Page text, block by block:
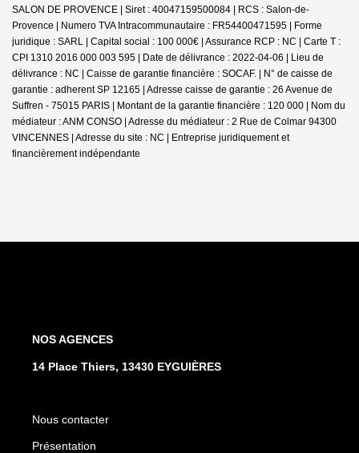
SALON DE PROVENCE | Siret : 40047159500084 | RCS : Salon-de-
Provence | Numero TVA Intracommunautaire : FR54400471595 | Forme
juridique : SARL | Capital social : 100 000€ | Assurance RCP : NC | Carte T :
CPI 1310 2016 000 003 595 | Date de délivrance : 2022-04-06 | Lieu de
délivrance : NC | Caisse de garantie financière : SOCAF. | N° de caisse de
garantie : adherent SP 12165 | Adresse caisse de garantie : 26 Avenue de
Suffren - 75015 PARIS | Montant de la garantie financière : 120 000 | Nom du
médiateur : ANM CONSO | Adresse du médiateur : 2 Rue de Colmar 94300
VINCENNES | Adresse du site : NC | Entreprise juridiquement et
financièrement indépendante
NOS AGENCES
14 Place Thiers, 13430 EYGUIÈRES
Nous contacter
Présentation